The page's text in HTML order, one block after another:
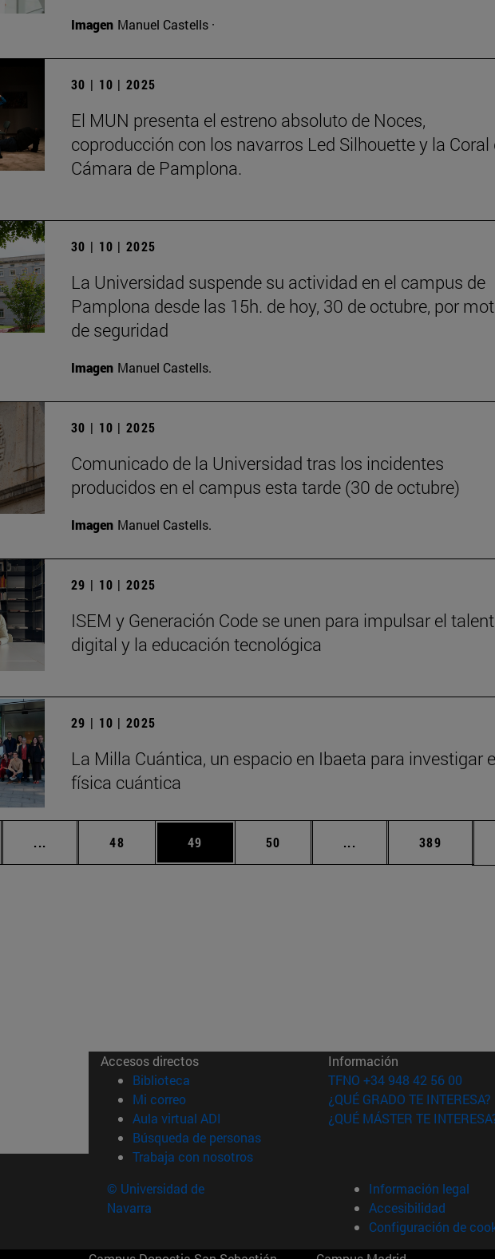
Imagen Manuel Castells ·
30 | 10 | 2025
El MUN presenta el estreno absoluto de Noces,
coproducción con los navarros Led Silhouette y la Coral
Cámara de Pamplona.
30 | 10 | 2025
La Universidad suspende su actividad en el campus de
Pamplona desde las 15h. de hoy, 30 de octubre, por
de seguridad
Imagen Manuel Castells.
30 | 10 | 2025
Comunicado de la Universidad tras los incidentes
producidos en el campus esta tarde (30 de octubre)
Imagen Manuel Castells.
29 | 10 | 2025
ISEM y Generación Code se unen para impulsar el
digital y la educación tecnológica
29 | 10 | 2025
La Milla Cuántica, un espacio en Ibaeta para investigar
física cuántica
... Páginas intermedias Use TAB para desplazarse.
Página
48 Página
49 Página
50 ... Páginas intermedias
Página
389
Accesos directos
Biblioteca (abre en nueva ventana)
Mi correo(abre en nueva ventana)
Aula virtual ADI (abre en nueva ventana)
Búsqueda de personas(abre en nueva ventana)
Trabaja con nosotros(abre en nueva ventana)
Información
TFNO +34 948 42 56 00
¿QUÉ GRADO TE INTERESA?
¿QUÉ MÁSTER TE
© Universidad de
Navarra
Información legal
Accesibilidad
Configuración de